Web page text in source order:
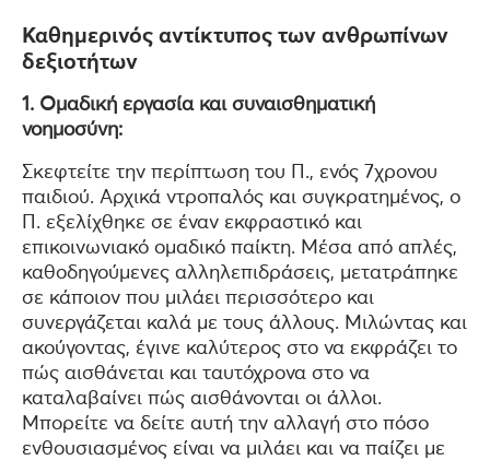
Καθημερινός αντίκτυπος των ανθρωπίνων
δεξιοτήτων
1. Ομαδική εργασία και συναισθηματική
νοημοσύνη:
Σκεφτείτε την περίπτωση του Π., ενός 7χρονου
παιδιού. Αρχικά ντροπαλός και συγκρατημένος, ο
Π. εξελίχθηκε σε έναν εκφραστικό και
επικοινωνιακό ομαδικό παίκτη. Μέσα από απλές,
καθοδηγούμενες αλληλεπιδράσεις, μετατράπηκε
σε κάποιον που μιλάει περισσότερο και
συνεργάζεται καλά με τους άλλους. Μιλώντας και
ακούγοντας, έγινε καλύτερος στο να εκφράζει το
πώς αισθάνεται και ταυτόχρονα στο να
καταλαβαίνει πώς αισθάνονται οι άλλοι.
Μπορείτε να δείτε αυτή την αλλαγή στο πόσο
ενθουσιασμένος είναι να μιλάει και να παίζει με